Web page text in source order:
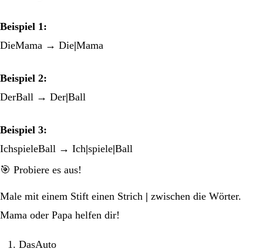
Beispiel 1:
DieMama → Die|Mama
Beispiel 2:
DerBall → Der|Ball
Beispiel 3:
IchspieleBall → Ich|spiele|Ball
🎯 Probiere es aus!
Male mit einem Stift einen Strich | zwischen die Wörter.
Mama oder Papa helfen dir!
DasAuto